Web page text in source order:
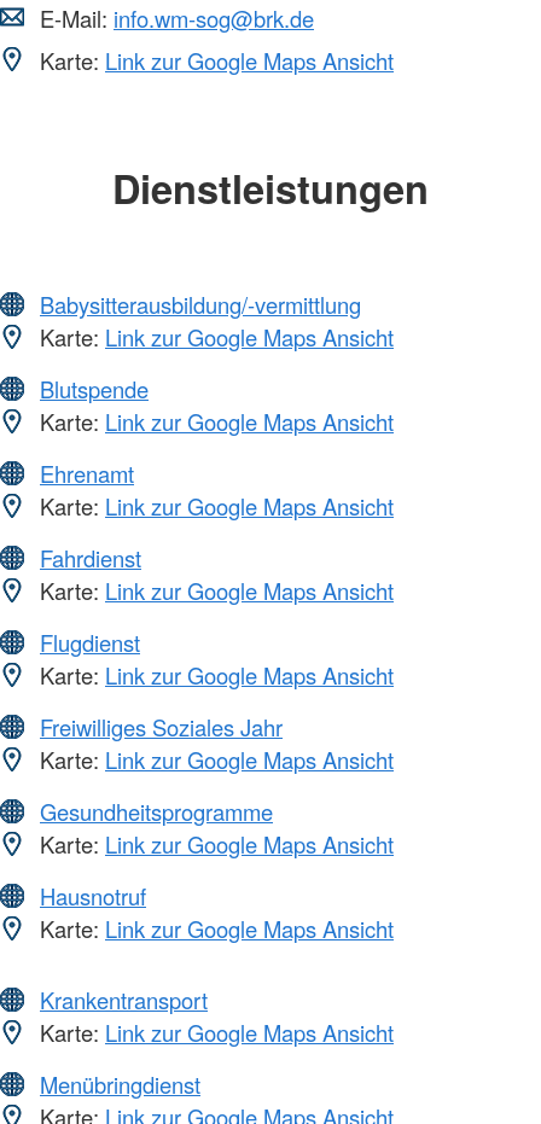
E-Mail: info.wm-sog@brk.de
Karte: Link zur Google Maps Ansicht
Dienstleistungen
Babysitterausbildung/-vermittlung
Karte: Link zur Google Maps Ansicht
Blutspende
Karte: Link zur Google Maps Ansicht
Ehrenamt
Karte: Link zur Google Maps Ansicht
Fahrdienst
Karte: Link zur Google Maps Ansicht
Flugdienst
Karte: Link zur Google Maps Ansicht
Freiwilliges Soziales Jahr
Karte: Link zur Google Maps Ansicht
Gesundheitsprogramme
Karte: Link zur Google Maps Ansicht
Hausnotruf
Karte: Link zur Google Maps Ansicht
Krankentransport
Karte: Link zur Google Maps Ansicht
Menübringdienst
Karte: Link zur Google Maps Ansicht